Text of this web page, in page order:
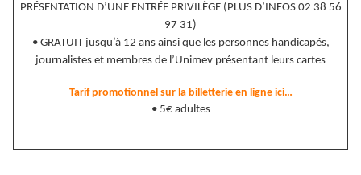
PRÉSENTATION D’UNE ENTRÉE PRIVILÈGE (PLUS D’INFOS 02 38 56
97 31)
• GRATUIT jusqu’à 12 ans ainsi que les personnes handicapés,
journalistes et membres de l’Unimev présentant leurs cartes
Tarif promotionnel sur la billetterie en ligne ici…
• 5€ adultes